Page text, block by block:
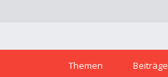
Themen Beiträge